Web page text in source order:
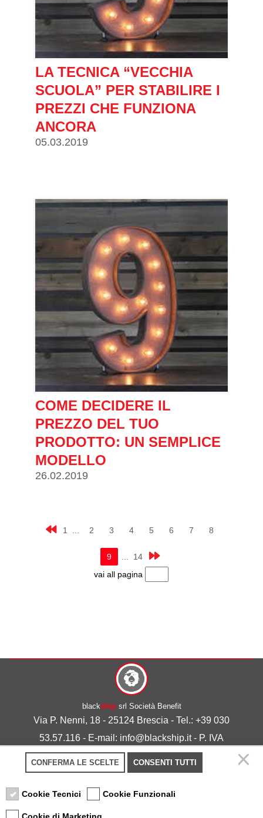
LA TECNICA “VECCHIA
SCUOLA” PER STABILIRE I
PREZZI CHE FUNZIONA
ANCORA
05.03.2019
COME DECIDERE IL
PREZZO DEL TUO
PRODOTTO: UN SEMPLICE
MODELLO
26.02.2019
1 ... 2 3 4 5 6 7 8
9
... 14
vai all pagina
blackshipsrl Società Benefit
Via P. Nenni, 18 - 25124 Brescia - Tel.: +39 030
53.57.116 - E-mail: info@blackship.it - P. IVA
03492980986
Privacy policy-Cookie policy
CONFERMA LE SCELTE CONSENTI TUTTI
Cookie Tecnici Cookie Funzionali